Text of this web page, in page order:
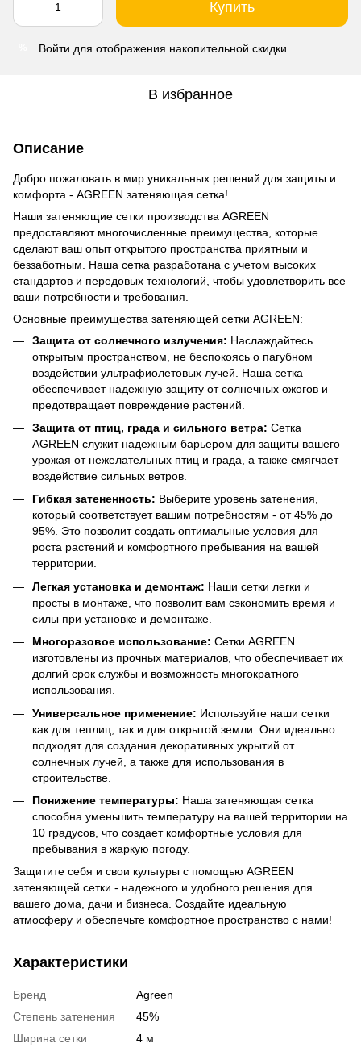
Купить
Войти для отображения накопительной скидки
В избранное
Описание
Добро пожаловать в мир уникальных решений для защиты и
комфорта - AGREEN затеняющая сетка!
Наши затеняющие сетки производства AGREEN
предоставляют многочисленные преимущества, которые
сделают ваш опыт открытого пространства приятным и
беззаботным. Наша сетка разработана с учетом высоких
стандартов и передовых технологий, чтобы удовлетворить все
ваши потребности и требования.
Основные преимущества затеняющей сетки AGREEN:
Защита от солнечного излучения: Наслаждайтесь
открытым пространством, не беспокоясь о пагубном
воздействии ультрафиолетовых лучей. Наша сетка
обеспечивает надежную защиту от солнечных ожогов и
предотвращает повреждение растений.
Защита от птиц, града и сильного ветра: Сетка
AGREEN служит надежным барьером для защиты вашего
урожая от нежелательных птиц и града, а также смягчает
воздействие сильных ветров.
Гибкая затененность: Выберите уровень затенения,
который соответствует вашим потребностям - от 45% до
95%. Это позволит создать оптимальные условия для
роста растений и комфортного пребывания на вашей
территории.
Легкая установка и демонтаж: Наши сетки легки и
просты в монтаже, что позволит вам сэкономить время и
силы при установке и демонтаже.
Многоразовое использование: Сетки AGREEN
изготовлены из прочных материалов, что обеспечивает их
долгий срок службы и возможность многократного
использования.
Универсальное применение: Используйте наши сетки
как для теплиц, так и для открытой земли. Они идеально
подходят для создания декоративных укрытий от
солнечных лучей, а также для использования в
строительстве.
Понижение температуры: Наша затеняющая сетка
способна уменьшить температуру на вашей территории на
10 градусов, что создает комфортные условия для
пребывания в жаркую погоду.
Защитите себя и свои культуры с помощью AGREEN
затеняющей сетки - надежного и удобного решения для
вашего дома, дачи и бизнеса. Создайте идеальную
атмосферу и обеспечьте комфортное пространство с нами!
Характеристики
Бренд
Agreen
Степень затенения
45%
Ширина сетки
4 м